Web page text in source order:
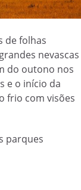
de folhas
nevascas
do outono nos
e o início da
frio com visões
parques